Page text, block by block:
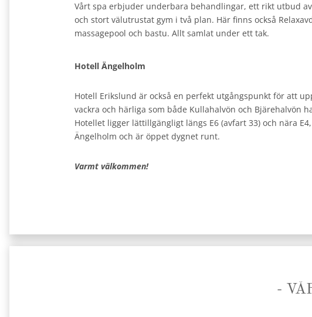
Vårt spa erbjuder underbara behandlingar, ett rikt utbud
och stort välutrustat gym i två plan. Här finns också
massagepool och bastu. Allt samlat under ett tak.
Hotell Ängelholm
Hotell Erikslund är också en perfekt utgångspunkt för att
vackra och härliga som både Kullahalvön och Bjärehalvön
Hotellet ligger lättillgängligt längs E6 (avfart 33) och nära
Ängelholm och är öppet dygnet runt.
Varmt välkommen!
-